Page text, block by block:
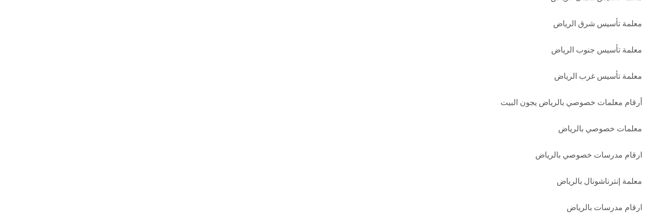
معلمة تأسيس شرق الرياض
معلمة تأسيس جنوب الرياض
معلمة تأسيس غرب الرياض
أرقام معلمات خصوصي بالرياض يجون البيت
معلمات خصوصي بالرياض
ارقام مدرسات خصوصي بالرياض
معلمة إنترناشونال بالرياض
ارقام مدرسات بالرياض